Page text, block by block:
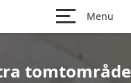
Menu
tomtområde